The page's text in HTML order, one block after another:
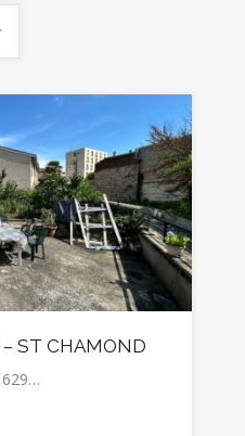
– ST CHAMOND